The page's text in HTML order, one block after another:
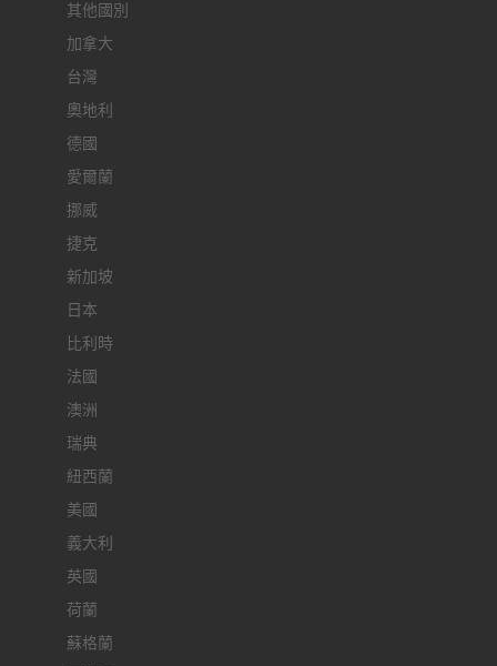
其他國別
加拿大
台灣
奧地利
德國
愛爾蘭
挪威
捷克
新加坡
日本
比利時
法國
澳洲
瑞典
紐西蘭
美國
義大利
英國
荷蘭
蘇格蘭